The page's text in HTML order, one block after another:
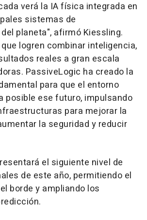
verá la IA física integrada en
sistemas de
planeta", afirmó Kiessling.
logren combinar inteligencia,
reales a gran escala
PassiveLogic ha creado la
para que el entorno
posible ese futuro, impulsando
para mejorar la
la seguridad y reducir
el siguiente nivel de
de este año, permitiendo el
borde y ampliando los